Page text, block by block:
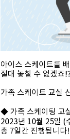
아이스 스케이트를
절대 놓칠 수 없겠죠
가족 스케이트 교실
◆ 가족 스케이팅 교
2023년 10월 25일 (
총 7일간 진행됩니다!